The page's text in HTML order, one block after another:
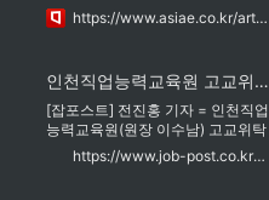
침수됐고 재산·인명 피해도 속출했
다. 정부는 ...
https://www.asiae.co.kr/article/2022081710244160549
인천직업능력교육원 고교위탁과정 강민수 학생, ‘홍수 경보 웹사이트’ 제작 주목
[잡포스트] 전진홍 기자 = 인천직업
능력교육원(원장 이수남) 고교위탁
과정 정보보안·해킹전문가 과정에
재학 중인 강민수 학생이 혼자서
https://www.job-post.co.kr/news/articleView.html?idxno=60325